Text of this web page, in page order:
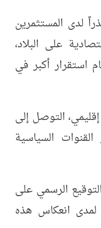
لدى المستثمرين
على البلاد،
استقرار أكبر في
التوصل إلى
السياسية
الرسمي على
ترقب لمدى انعكاس هذه